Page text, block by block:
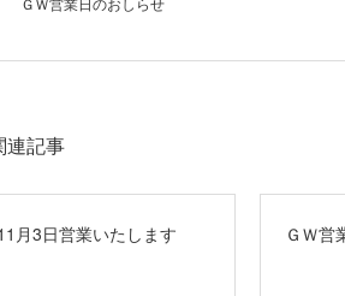
連記事
月3日営業いたします ＧＷ営